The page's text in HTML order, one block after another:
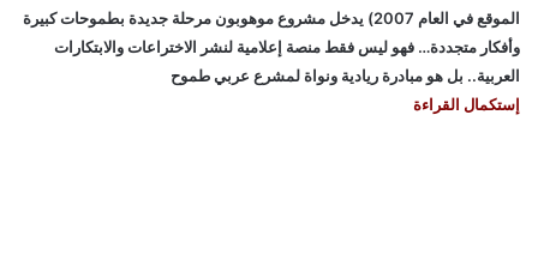
الموقع في العام 2007) يدخل مشروع موهوبون مرحلة جديدة بطموحات كبيرة
وأفكار متجددة… فهو ليس فقط منصة إعلامية لنشر الاختراعات والابتكارات
العربية.. بل هو مبادرة ريادية ونواة لمشرع عربي طموح
إستكمال القراءة